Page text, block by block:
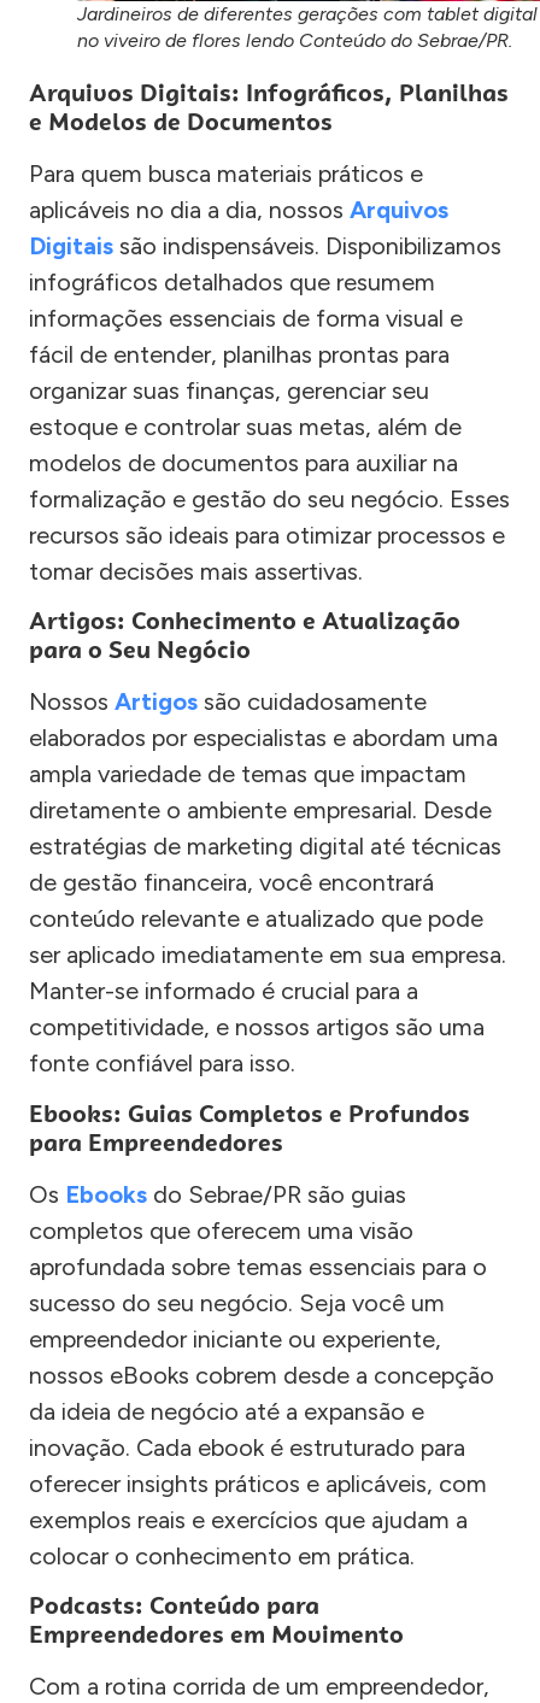
Jardineiros de diferentes gerações com tablet digital
no viveiro de flores lendo Conteúdo do Sebrae/PR.
Arquivos Digitais: Infográficos, Planilhas
e Modelos de Documentos
Para quem busca materiais práticos e
aplicáveis no dia a dia, nossos Arquivos
Digitais são indispensáveis. Disponibilizamos
infográficos detalhados que resumem
informações essenciais de forma visual e
fácil de entender, planilhas prontas para
organizar suas finanças, gerenciar seu
estoque e controlar suas metas, além de
modelos de documentos para auxiliar na
formalização e gestão do seu negócio. Esses
recursos são ideais para otimizar processos e
tomar decisões mais assertivas.
Artigos: Conhecimento e Atualização
para o Seu Negócio
Nossos Artigos são cuidadosamente
elaborados por especialistas e abordam uma
ampla variedade de temas que impactam
diretamente o ambiente empresarial. Desde
estratégias de marketing digital até técnicas
de gestão financeira, você encontrará
conteúdo relevante e atualizado que pode
ser aplicado imediatamente em sua empresa.
Manter-se informado é crucial para a
competitividade, e nossos artigos são uma
fonte confiável para isso.
Ebooks: Guias Completos e Profundos
para Empreendedores
Os Ebooks do Sebrae/PR são guias
completos que oferecem uma visão
aprofundada sobre temas essenciais para o
sucesso do seu negócio. Seja você um
empreendedor iniciante ou experiente,
nossos eBooks cobrem desde a concepção
da ideia de negócio até a expansão e
inovação. Cada ebook é estruturado para
oferecer insights práticos e aplicáveis, com
exemplos reais e exercícios que ajudam a
colocar o conhecimento em prática.
Podcasts: Conteúdo para
Empreendedores em Movimento
Com a rotina corrida de um empreendedor,